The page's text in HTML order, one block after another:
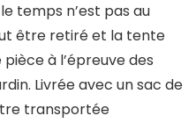
temps n’est pas au
être retiré et la tente
à l’épreuve des
Livrée avec un sac de
transportée